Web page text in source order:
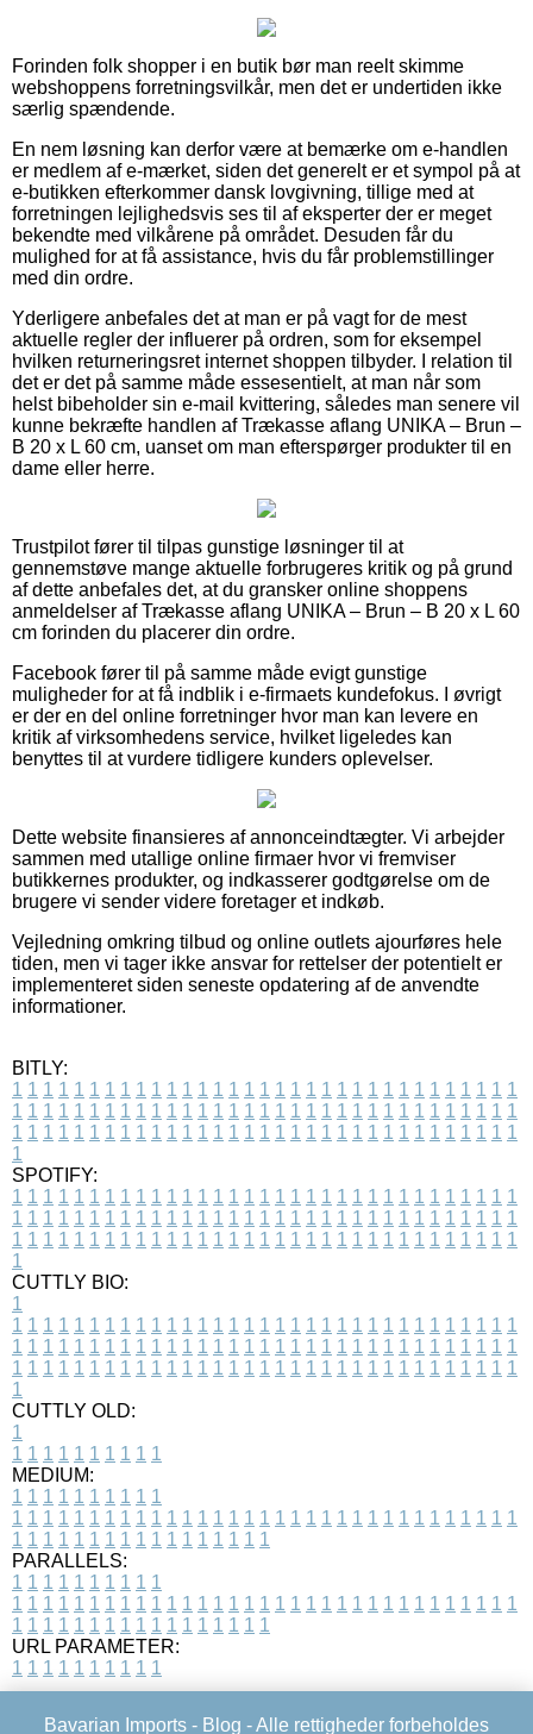
Forinden folk shopper i en butik bør man reelt skimme
webshoppens forretningsvilkår, men det er undertiden ikke
særlig spændende.
En nem løsning kan derfor være at bemærke om e-handlen
er medlem af e-mærket, siden det generelt er et sympol på at
e-butikken efterkommer dansk lovgivning, tillige med at
forretningen lejlighedsvis ses til af eksperter der er meget
bekendte med vilkårene på området. Desuden får du
mulighed for at få assistance, hvis du får problemstillinger
med din ordre.
Yderligere anbefales det at man er på vagt for de mest
aktuelle regler der influerer på ordren, som for eksempel
hvilken returneringsret internet shoppen tilbyder. I relation til
det er det på samme måde essesentielt, at man når som
helst bibeholder sin e-mail kvittering, således man senere vil
kunne bekræfte handlen af Trækasse aflang UNIKA – Brun –
B 20 x L 60 cm, uanset om man efterspørger produkter til en
dame eller herre.
Trustpilot fører til tilpas gunstige løsninger til at
gennemstøve mange aktuelle forbrugeres kritik og på grund
af dette anbefales det, at du gransker online shoppens
anmeldelser af Trækasse aflang UNIKA – Brun – B 20 x L 60
cm forinden du placerer din ordre.
Facebook fører til på samme måde evigt gunstige
muligheder for at få indblik i e-firmaets kundefokus. I øvrigt
er der en del online forretninger hvor man kan levere en
kritik af virksomhedens service, hvilket ligeledes kan
benyttes til at vurdere tidligere kunders oplevelser.
Dette website finansieres af annonceindtægter. Vi arbejder
sammen med utallige online firmaer hvor vi fremviser
butikkernes produkter, og indkasserer godtgørelse om de
brugere vi sender videre foretager et indkøb.
Vejledning omkring tilbud og online outlets ajourføres hele
tiden, men vi tager ikke ansvar for rettelser der potentielt er
implementeret siden seneste opdatering af de anvendte
informationer.
BITLY:
1 1 1 1 1 1 1 1 1 1 1 1 1 1 1 1 1 1 1 1 1 1 1 1 1 1 1 1 1 1 1 1 1
1 1 1 1 1 1 1 1 1 1 1 1 1 1 1 1 1 1 1 1 1 1 1 1 1 1 1 1 1 1 1 1 1
1 1 1 1 1 1 1 1 1 1 1 1 1 1 1 1 1 1 1 1 1 1 1 1 1 1 1 1 1 1 1 1 1
1
SPOTIFY:
1 1 1 1 1 1 1 1 1 1 1 1 1 1 1 1 1 1 1 1 1 1 1 1 1 1 1 1 1 1 1 1 1
1 1 1 1 1 1 1 1 1 1 1 1 1 1 1 1 1 1 1 1 1 1 1 1 1 1 1 1 1 1 1 1 1
1 1 1 1 1 1 1 1 1 1 1 1 1 1 1 1 1 1 1 1 1 1 1 1 1 1 1 1 1 1 1 1 1
1
CUTTLY BIO:
1
1 1 1 1 1 1 1 1 1 1 1 1 1 1 1 1 1 1 1 1 1 1 1 1 1 1 1 1 1 1 1 1 1
1 1 1 1 1 1 1 1 1 1 1 1 1 1 1 1 1 1 1 1 1 1 1 1 1 1 1 1 1 1 1 1 1
1 1 1 1 1 1 1 1 1 1 1 1 1 1 1 1 1 1 1 1 1 1 1 1 1 1 1 1 1 1 1 1 1
1
CUTTLY OLD:
1
1 1 1 1 1 1 1 1 1 1
MEDIUM:
1 1 1 1 1 1 1 1 1 1
1 1 1 1 1 1 1 1 1 1 1 1 1 1 1 1 1 1 1 1 1 1 1 1 1 1 1 1 1 1 1 1 1
1 1 1 1 1 1 1 1 1 1 1 1 1 1 1 1 1
PARALLELS:
1 1 1 1 1 1 1 1 1 1
1 1 1 1 1 1 1 1 1 1 1 1 1 1 1 1 1 1 1 1 1 1 1 1 1 1 1 1 1 1 1 1 1
1 1 1 1 1 1 1 1 1 1 1 1 1 1 1 1 1
URL PARAMETER:
1 1 1 1 1 1 1 1 1 1
Bavarian Imports - Blog - Alle rettigheder forbeholdes